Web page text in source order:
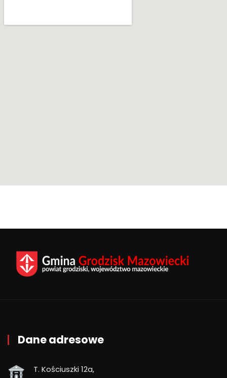
Dane adresowe
T. Kościuszki 12a,